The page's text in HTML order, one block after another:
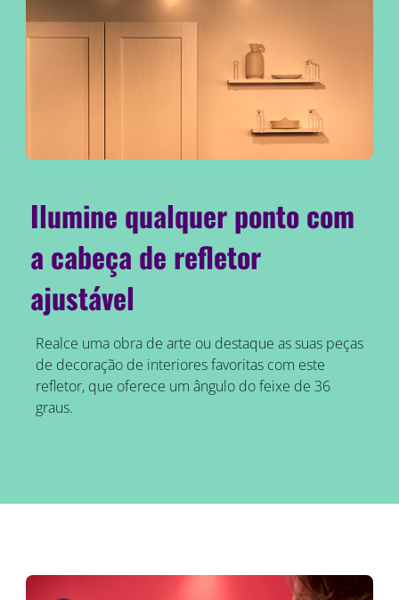
Ilumine qualquer ponto com
a cabeça de refletor
ajustável
Realce uma obra de arte ou destaque as suas peças
de decoração de interiores favoritas com este
refletor, que oferece um ângulo do feixe de 36
graus.